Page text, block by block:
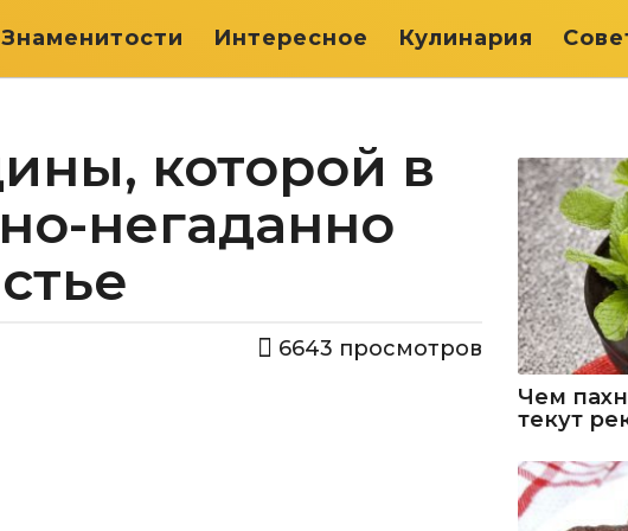
Знаменитости Интересное Кулинария
которой в
негаданно
6643 просмотров
Чем
текут